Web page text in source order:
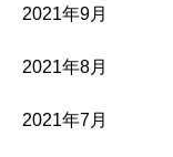
2021年9月
2021年8月
2021年7月